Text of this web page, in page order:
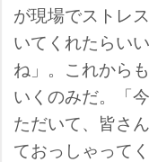
が現場でストレ
いてくれたらい
ね」。これから
いくのみだ。「
ただいて、皆さ
ておっしゃって